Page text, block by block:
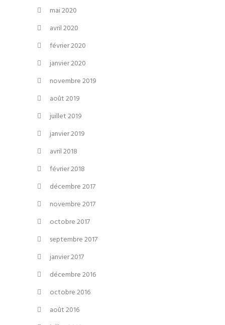
mai 2020
avril 2020
février 2020
janvier 2020
novembre 2019
août 2019
juillet 2019
janvier 2019
avril 2018
février 2018
décembre 2017
novembre 2017
octobre 2017
septembre 2017
janvier 2017
décembre 2016
octobre 2016
août 2016